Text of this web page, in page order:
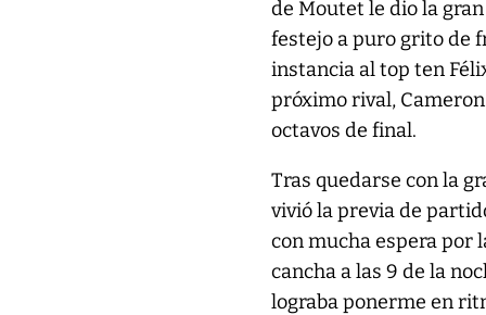
de Moutet le dio la
festejo a puro grito de
instancia al top ten
próximo rival,
octavos de final.
Tras quedarse con la
vivió la previa de
con mucha espera por
cancha a las 9 de la
lograba ponerme en